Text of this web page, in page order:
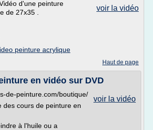
voir la vidéo
d'une peinture
de 27x35 .
peinture acrylique
Haut de page
en vidéo sur DVD
voir la vidéo
de-peinture.com/boutique/
des cours de peinture en
à l'huile ou a